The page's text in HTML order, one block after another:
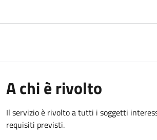
A chi è rivolto
Il servizio è rivolto a tutti i soggetti
requisiti previsti.